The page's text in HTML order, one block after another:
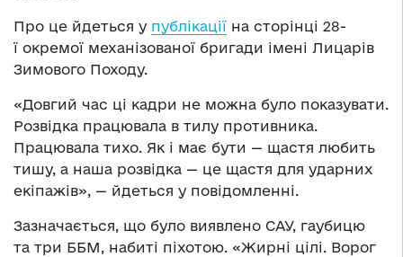
Про це йдеться у публікації на сторінці 28-
ї окремої механізованої бригади імені Лицарів
Зимового Походу.
«Довгий час ці кадри не можна було показувати.
Розвідка працювала в тилу противника.
Працювала тихо. Як і має бути — щастя любить
тишу, а наша розвідка — це щастя для ударних
екіпажів», — йдеться у повідомленні.
Зазначається, що було виявлено САУ, гаубицю
та три ББМ, набиті піхотою. «Жирні цілі. Ворог